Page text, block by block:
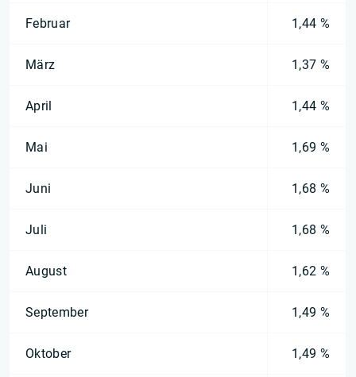
Februar 1,44 %
März 1,37 %
April 1,44 %
Mai 1,69 %
Juni 1,68 %
Juli 1,68 %
August 1,62 %
September 1,49 %
Oktober 1,49 %